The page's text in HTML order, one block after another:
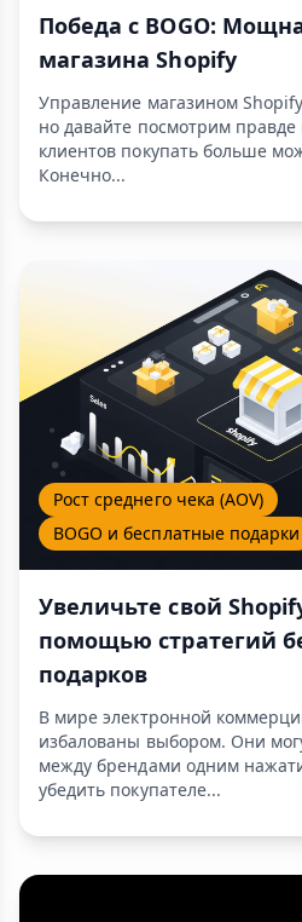
Победа с BOGO:
магазина Shopify
Управление магазином
но давайте посмотрим правде
клиентов покупать больше
Конечно...
Рост среднего чека (AOV)
BOGO и бесплатные подарки
Увеличьте свой
помощью стратегий
подарков
В мире электронной
избалованы выбором. Они
между брендами одним
убедить покупателе...